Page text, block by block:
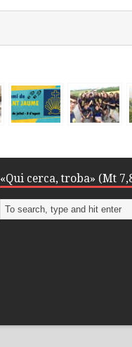
«Qui cerca, troba» (Mt